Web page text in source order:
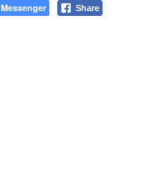
Messenger Share